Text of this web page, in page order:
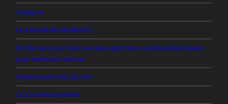
Amigos
Los fandubs de Netza
El día que me vean así me agarran a cachetadas hasta
que entre en razón
Canciones a mi novio
Los novios pobres